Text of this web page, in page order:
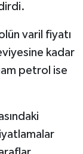
varil fiyatı
kadar
petrol ise